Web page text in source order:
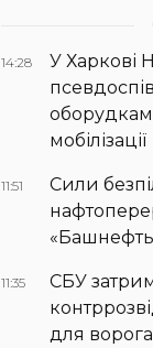
14:28
У Харкові
мобілізації
11:51
Сили
11:35
СБУ
для